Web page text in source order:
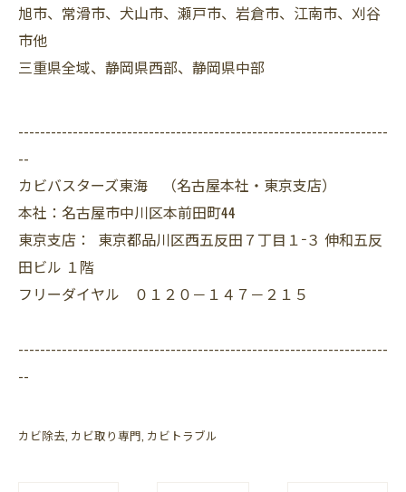
旭市、常滑市、犬山市、瀬戸市、岩倉市、江南市、刈谷
市他
三重県全域、静岡県西部、静岡県中部
--------------------------------------------------------------------
--
カビバスターズ東海 （名古屋本社・東京支店）
本社：名古屋市中川区本前田町44
東京支店： 東京都品川区西五反田７丁目１−３ 伸和五反
田ビル １階
フリーダイヤル ０１２０－１４７－２１５
--------------------------------------------------------------------
--
カビ除去 カビ取り専門 カビトラブル